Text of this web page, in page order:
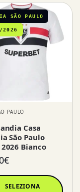
SÃO PAULO
2026
PAULO
Casa
São Paulo
Bianco
€
SELEZIONA